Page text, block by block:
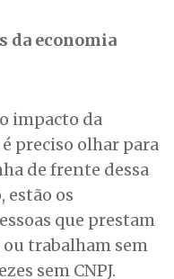
da economia
impacto da
preciso olhar para
de frente dessa
estão os
que prestam
trabalham sem
sem CNPJ.